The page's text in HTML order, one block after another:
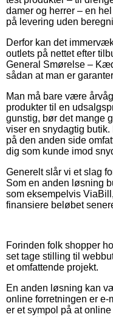
damer og herrer – en
på levering uden
Derfor kan det
outlets på nettet efter
General Smørelse –
sådan at man er
Man må bare være
produkter til en
gunstig, bør det mange
viser en snydagtig
på den anden side
dig som kunde imod
Generelt slår vi et slag
Som en anden løsning
som eksempelvis
finansiere beløbet
Forinden folk shopper
set tage stilling til
et omfattende projekt.
En anden løsning kan
online forretningen er
er et sympol på at